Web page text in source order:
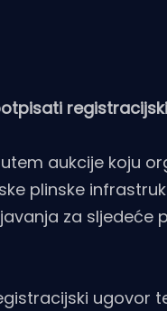
aukcije koju
plinske
za sljedeće
ugovor